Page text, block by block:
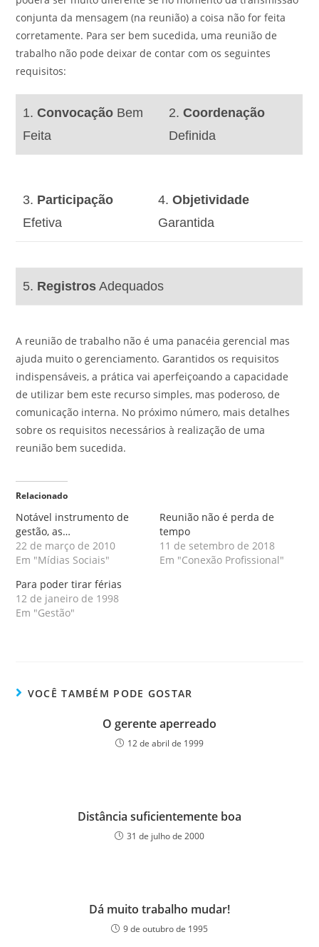
conjunta da mensagem (na reunião) a coisa não for feita
corretamente. Para ser bem sucedida, uma reunião de
trabalho não pode deixar de contar com os seguintes
requisitos:
1.Convocação Bem
Feita
2.Coordenação
Definida
3. Participação
Efetiva
4.Objetividade
Garantida
5. Registros Adequados
A reunião de trabalho não é uma panacéia gerencial mas
ajuda muito o gerenciamento. Garantidos os requisitos
indispensáveis, a prática vai aperfeiçoando a capacidade
de utilizar bem este recurso simples, mas poderoso, de
comunicação interna. No próximo número, mais detalhes
sobre os requisitos necessários à realização de uma
reunião bem sucedida.
Relacionado
Notável instrumento de
gestão, as…
22 de março de 2010
Em "Mídias Sociais"
Reunião não é perda de
tempo
11 de setembro de 2018
Em "Conexão Profissional"
Para poder tirar férias
12 de janeiro de 1998
Em "Gestão"
VOCÊ TAMBÉM PODE GOSTAR
O gerente aperreado
12 de abril de 1999
Distância suficientemente boa
31 de julho de 2000
Dá muito trabalho mudar!
9 de outubro de 1995